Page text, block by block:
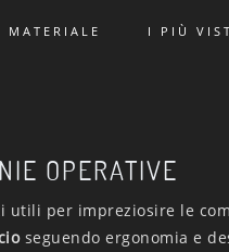
MATERIALE I PIÙ
OPERATIVE
utili per impreziosire le
seguendo ergonomia e